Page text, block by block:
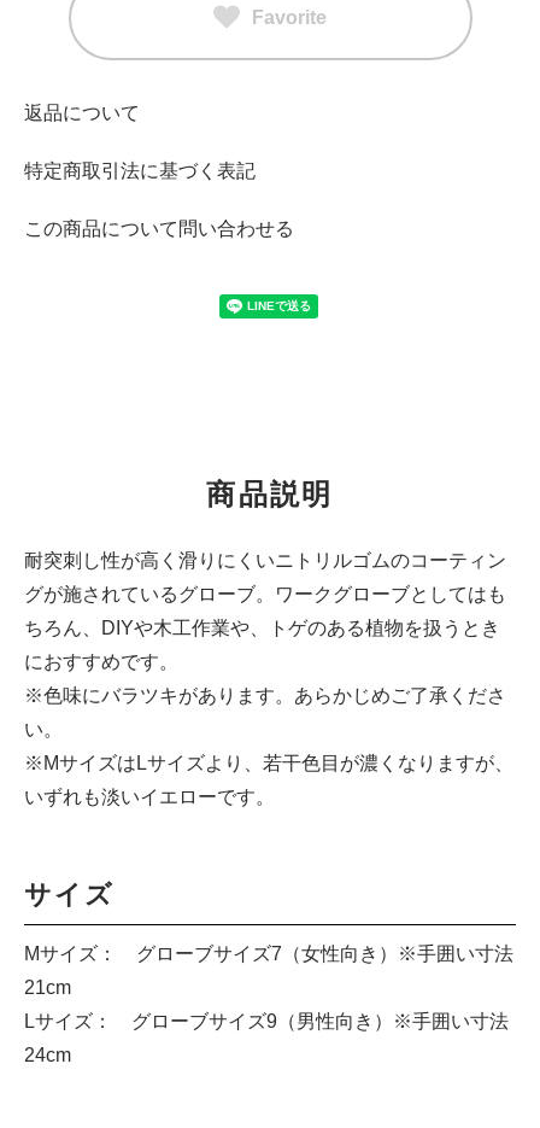
Favorite
返品について
特定商取引法に基づく表記
この商品について問い合わせる
商品説明
耐突刺し性が高く滑りにくいニトリルゴムのコーティン
グが施されているグローブ。ワークグローブとしてはも
ちろん、DIYや木工作業や、トゲのある植物を扱うとき
におすすめです。
※色味にバラツキがあります。あらかじめご了承くださ
い。
※MサイズはLサイズより、若干色目が濃くなりますが、
いずれも淡いイエローです。
サイズ
Mサイズ： グローブサイズ7（女性向き）※手囲い寸法
21cm
Lサイズ： グローブサイズ9（男性向き）※手囲い寸法
24cm